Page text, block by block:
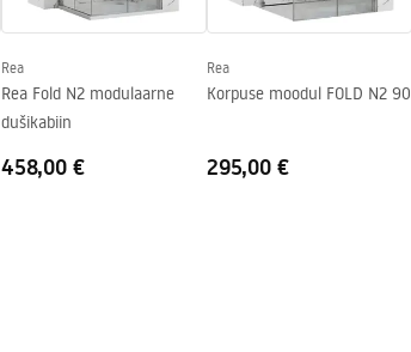
Rea
Rea Fold N2 modulaarne
dušikabiin
458,00 €
Rea
Korpuse moodul FOLD N2 90
295,00 €